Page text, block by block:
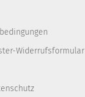
Widerrufsformular